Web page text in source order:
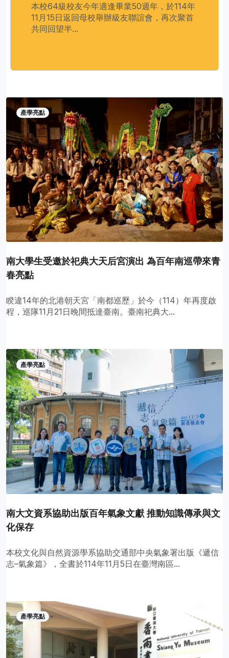
本校64級校友今年適逢畢業50週年，於114年
11月15日返回母校舉辦級友聯誼會，再次聚首
共同回望半...
產學亮點
南大學生受邀於祀典大天后宮演出 為百年南巡帶來青
春亮點
睽違14年的北港朝天宮「南都巡歷」於今（114）年再度啟
程，巡隊11月21日晚間抵達臺南。臺南祀典大...
產學亮點
南大文資系協助出版百年氣象文獻 推動知識傳承與文
化保存
本校文化與自然資源學系協助交通部中央氣象署出版《遞信
志–氣象篇》，全書於114年11月5日在臺灣南區...
產學亮點